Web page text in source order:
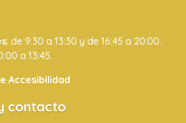
: de 9:30 a 13:30 y de 16:45 a 20:00.
a 13:45.
Accesibilidad
contacto